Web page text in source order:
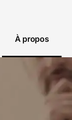
À propos